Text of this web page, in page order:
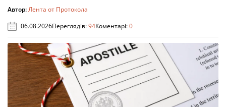
Автор:Лента от Протокола
06.08.2026Переглядів:94Коментарі:0